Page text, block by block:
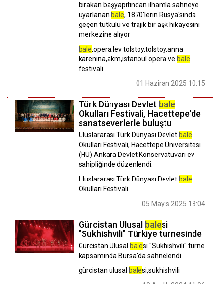
bırakan başyapıtından ilhamla sahneye
uyarlanan bale, 1870'lerin Rusya'sında
geçen tutkulu ve trajik bir aşk hikayesini
merkezine alıyor
bale,opera,lev tolstoy,tolstoy,anna
karenina,akm,istanbul opera ve bale
festivali
01 Haziran 2025 10:15
Türk Dünyası Devlet bale
Okulları Festivali, Hacettepe'de
sanatseverlerle buluştu
Uluslararası Türk Dünyası Devlet bale
Okulları Festivali, Hacettepe Üniversitesi
(HÜ) Ankara Devlet Konservatuvarı ev
sahipliğinde düzenlendi.
Uluslararası Türk Dünyası Devlet bale
Okulları Festivali
05 Mayıs 2025 13:04
Gürcistan Ulusal balesi
"Sukhishvili" Türkiye turnesinde
Gürcistan Ulusal balesi "Sukhishvili" turne
kapsamında Bursa'da sahnelendi.
gürcistan ulusal balesi,sukhishvili